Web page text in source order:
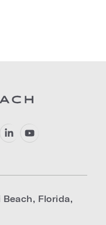
Beach, Florida,